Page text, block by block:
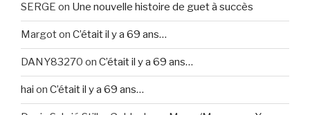
SERGE on Une nouvelle histoire de guet à succès
Margoton C’était il y a 69 ans…
DANY83270 on C’était il y a 69 ans…
hai on C’était il y a 69 ans…